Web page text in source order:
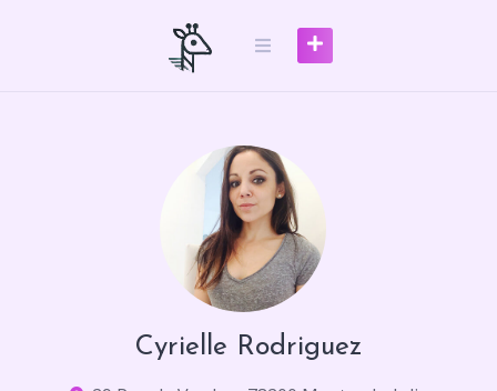
Cyrielle Rodriguez